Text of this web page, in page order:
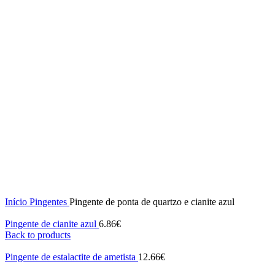
Início Pingentes Pingente de ponta de quartzo e cianite azul
Pingente de cianite azul 6.86€
Back to products
Pingente de estalactite de ametista 12.66€